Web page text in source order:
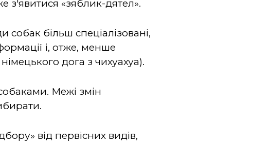
з'явитися «зяблик-дятел».
собак більш спеціалізовані,
і, отже, менше
дога з чихуахуа).
Межі змін
від первісних видів,